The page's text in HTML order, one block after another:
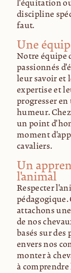
l'équitation
discipline
faut.
Une
Notre équipe
passionnés
leur savoir et
expertise et
progresser
humeur.
un point
moment
cavaliers.
Un
l'animal
Respecter
pédagogique.
attachons
de nos
basés sur des
envers nos
monter à
à